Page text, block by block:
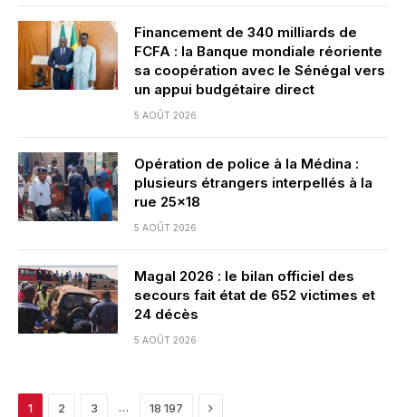
Financement de 340 milliards de
FCFA : la Banque mondiale réoriente
sa coopération avec le Sénégal vers
un appui budgétaire direct
5 AOÛT 2026
Opération de police à la Médina :
plusieurs étrangers interpellés à la
rue 25×18
5 AOÛT 2026
Magal 2026 : le bilan officiel des
secours fait état de 652 victimes et
24 décès
5 AOÛT 2026
1 2 3 … 18 197 Next